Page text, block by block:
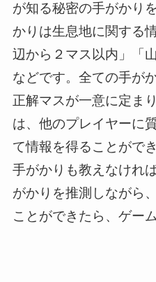
が知る秘密の手がかり
かりは生息地に関する
辺から２マス以内」「
などです。全ての手が
正解マスが一意に定ま
は、他のプレイヤーに
て情報を得ることがで
手がかりも教えなけれ
がかりを推測しながら
ことができたら、ゲー